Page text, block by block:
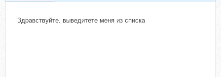
Здравствуйте. выведитете меня из списка